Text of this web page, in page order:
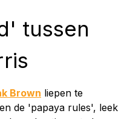
tussen
Brown liepen te
de 'papaya rules', leek